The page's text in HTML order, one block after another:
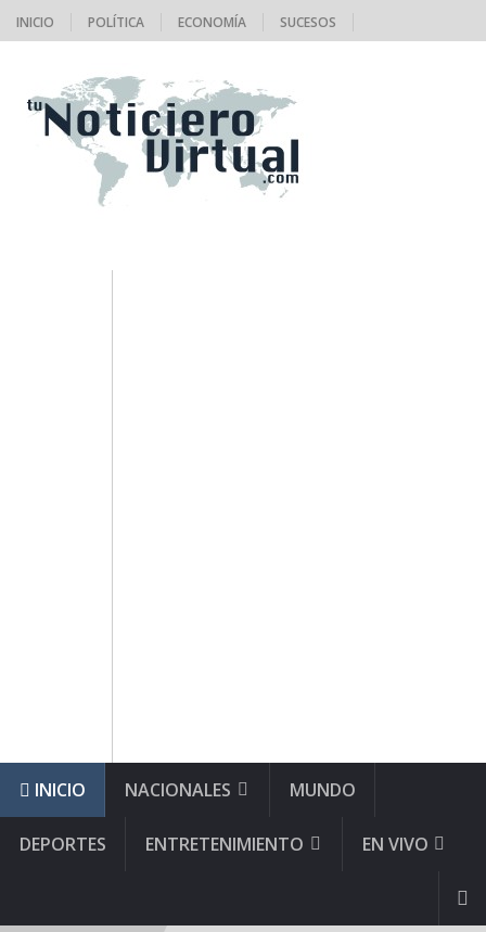
INICIO POLÍTICA ECONOMÍA SUCESOS
INICIO NACIONALES MUNDO
DEPORTES ENTRETENIMIENTO EN VIVO